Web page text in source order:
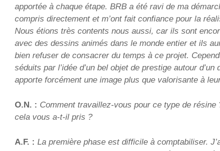
apportée à chaque étape. BRB a été ravi de ma
compris directement et m’ont fait confiance pour la
Nous étions très contents nous aussi, car ils sont
avec des dessins animés dans le monde entier et ils
bien refuser de consacrer du temps à ce projet.
séduits par l’idée d’un bel objet de prestige autour
apporte forcément une image plus que valorisante à
O.N. : Comment travaillez-vous pour ce type de résine
cela vous a-t-il pris ?
A.F. : La première phase est difficile à comptabiliser.